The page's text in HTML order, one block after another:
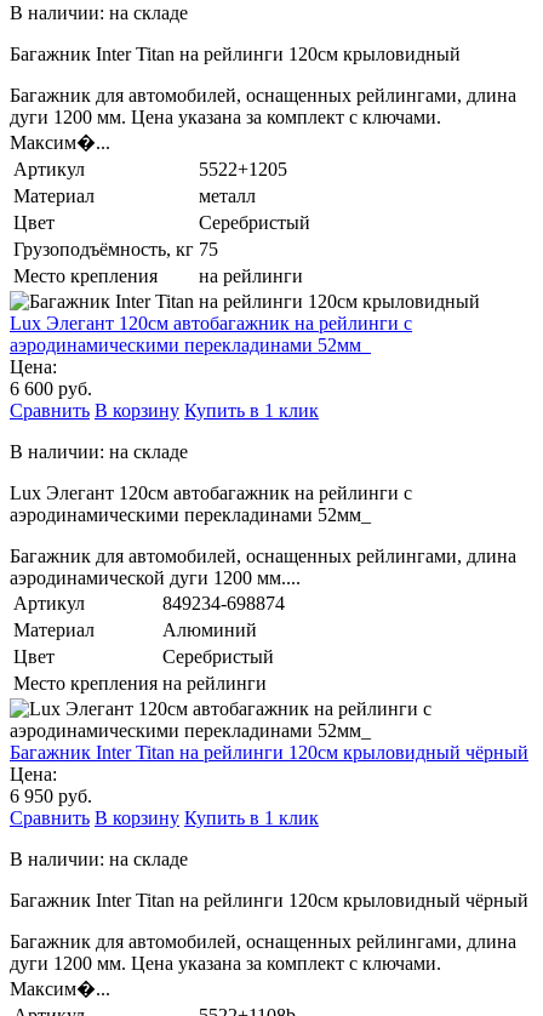
В наличии: на складе
Багажник Inter Titan на рейлинги 120см крыловидный
Багажник для автомобилей, оснащенных рейлингами, длина
дуги 1200 мм. Цена указана за комплект с ключами.
Максим�...
Артикул
5522+1205
Материал
металл
Цвет
Серебристый
Грузоподъёмность, кг 75
Место крепления
на рейлинги
Lux Элегант 120см автобагажник на рейлинги с
аэродинамическими перекладинами 52мм_
Цена:
6 600 руб.
Сравнить В корзину Купить в 1 клик
В наличии: на складе
Lux Элегант 120см автобагажник на рейлинги с
аэродинамическими перекладинами 52мм_
Багажник для автомобилей, оснащенных рейлингами, длина
аэродинамической дуги 1200 мм....
Артикул
849234-698874
Материал
Алюминий
Цвет
Серебристый
Место крепления на рейлинги
Багажник Inter Titan на рейлинги 120см крыловидный чёрный
Цена:
6 950 руб.
Сравнить В корзину Купить в 1 клик
В наличии: на складе
Багажник Inter Titan на рейлинги 120см крыловидный чёрный
Багажник для автомобилей, оснащенных рейлингами, длина
дуги 1200 мм. Цена указана за комплект с ключами.
Максим�...